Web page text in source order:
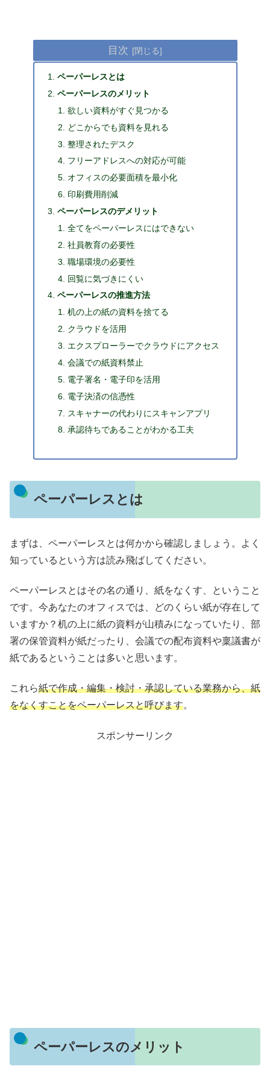
目次
ペーパーレスとは
ペーパーレスのメリット
欲しい資料がすぐ見つかる
どこからでも資料を見れる
整理されたデスク
フリーアドレスへの対応が可能
オフィスの必要面積を最小化
印刷費用削減
ペーパーレスのデメリット
全てをペーパーレスにはできない
社員教育の必要性
職場環境の必要性
回覧に気づきにくい
ペーパーレスの推進方法
机の上の紙の資料を捨てる
クラウドを活用
エクスプローラーでクラウドにアクセス
会議での紙資料禁止
電子署名・電子印を活用
電子決済の信憑性
スキャナーの代わりにスキャンアプリ
承認待ちであることがわかる工夫
ペーパーレスとは
まずは、ペーパーレスとは何かから確認しましょう。よく
知っているという方は読み飛ばしてください。
ペーパーレスとはその名の通り、紙をなくす、ということ
です。今あなたのオフィスでは、どのくらい紙が存在して
いますか？机の上に紙の資料が山積みになっていたり、部
署の保管資料が紙だったり、会議での配布資料や稟議書が
紙であるということは多いと思います。
これら紙で作成・編集・検討・承認している業務から、紙
をなくすことをペーパーレスと呼びます。
スポンサーリンク
ペーパーレスのメリット